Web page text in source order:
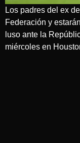
Los padres del ex
Federación y
luso ante la
miércoles en